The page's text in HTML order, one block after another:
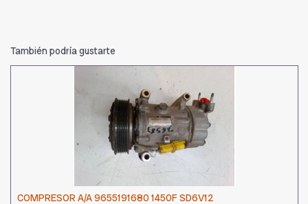
También podría gustarte
COMPRESOR A/A 9655191680 1450F SD6V12